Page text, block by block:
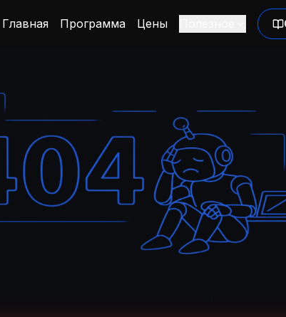
Главная Программа Цены